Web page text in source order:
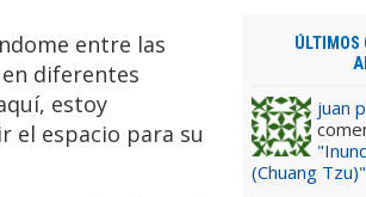
entre las
diferentes
estoy
el espacio para su
ÚLTIMOS
juan
(Chuang Tzu)"